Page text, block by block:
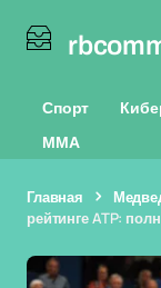
Спорт
ММА
Главная
рейтинге ATP: